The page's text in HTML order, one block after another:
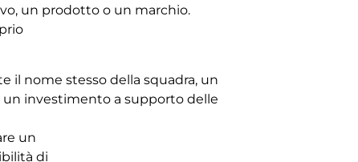
un prodotto o un marchio.
il nome stesso della squadra, un
un investimento a supporto delle
un
di